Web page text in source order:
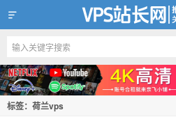
VPS站长网
标签：荷兰vps